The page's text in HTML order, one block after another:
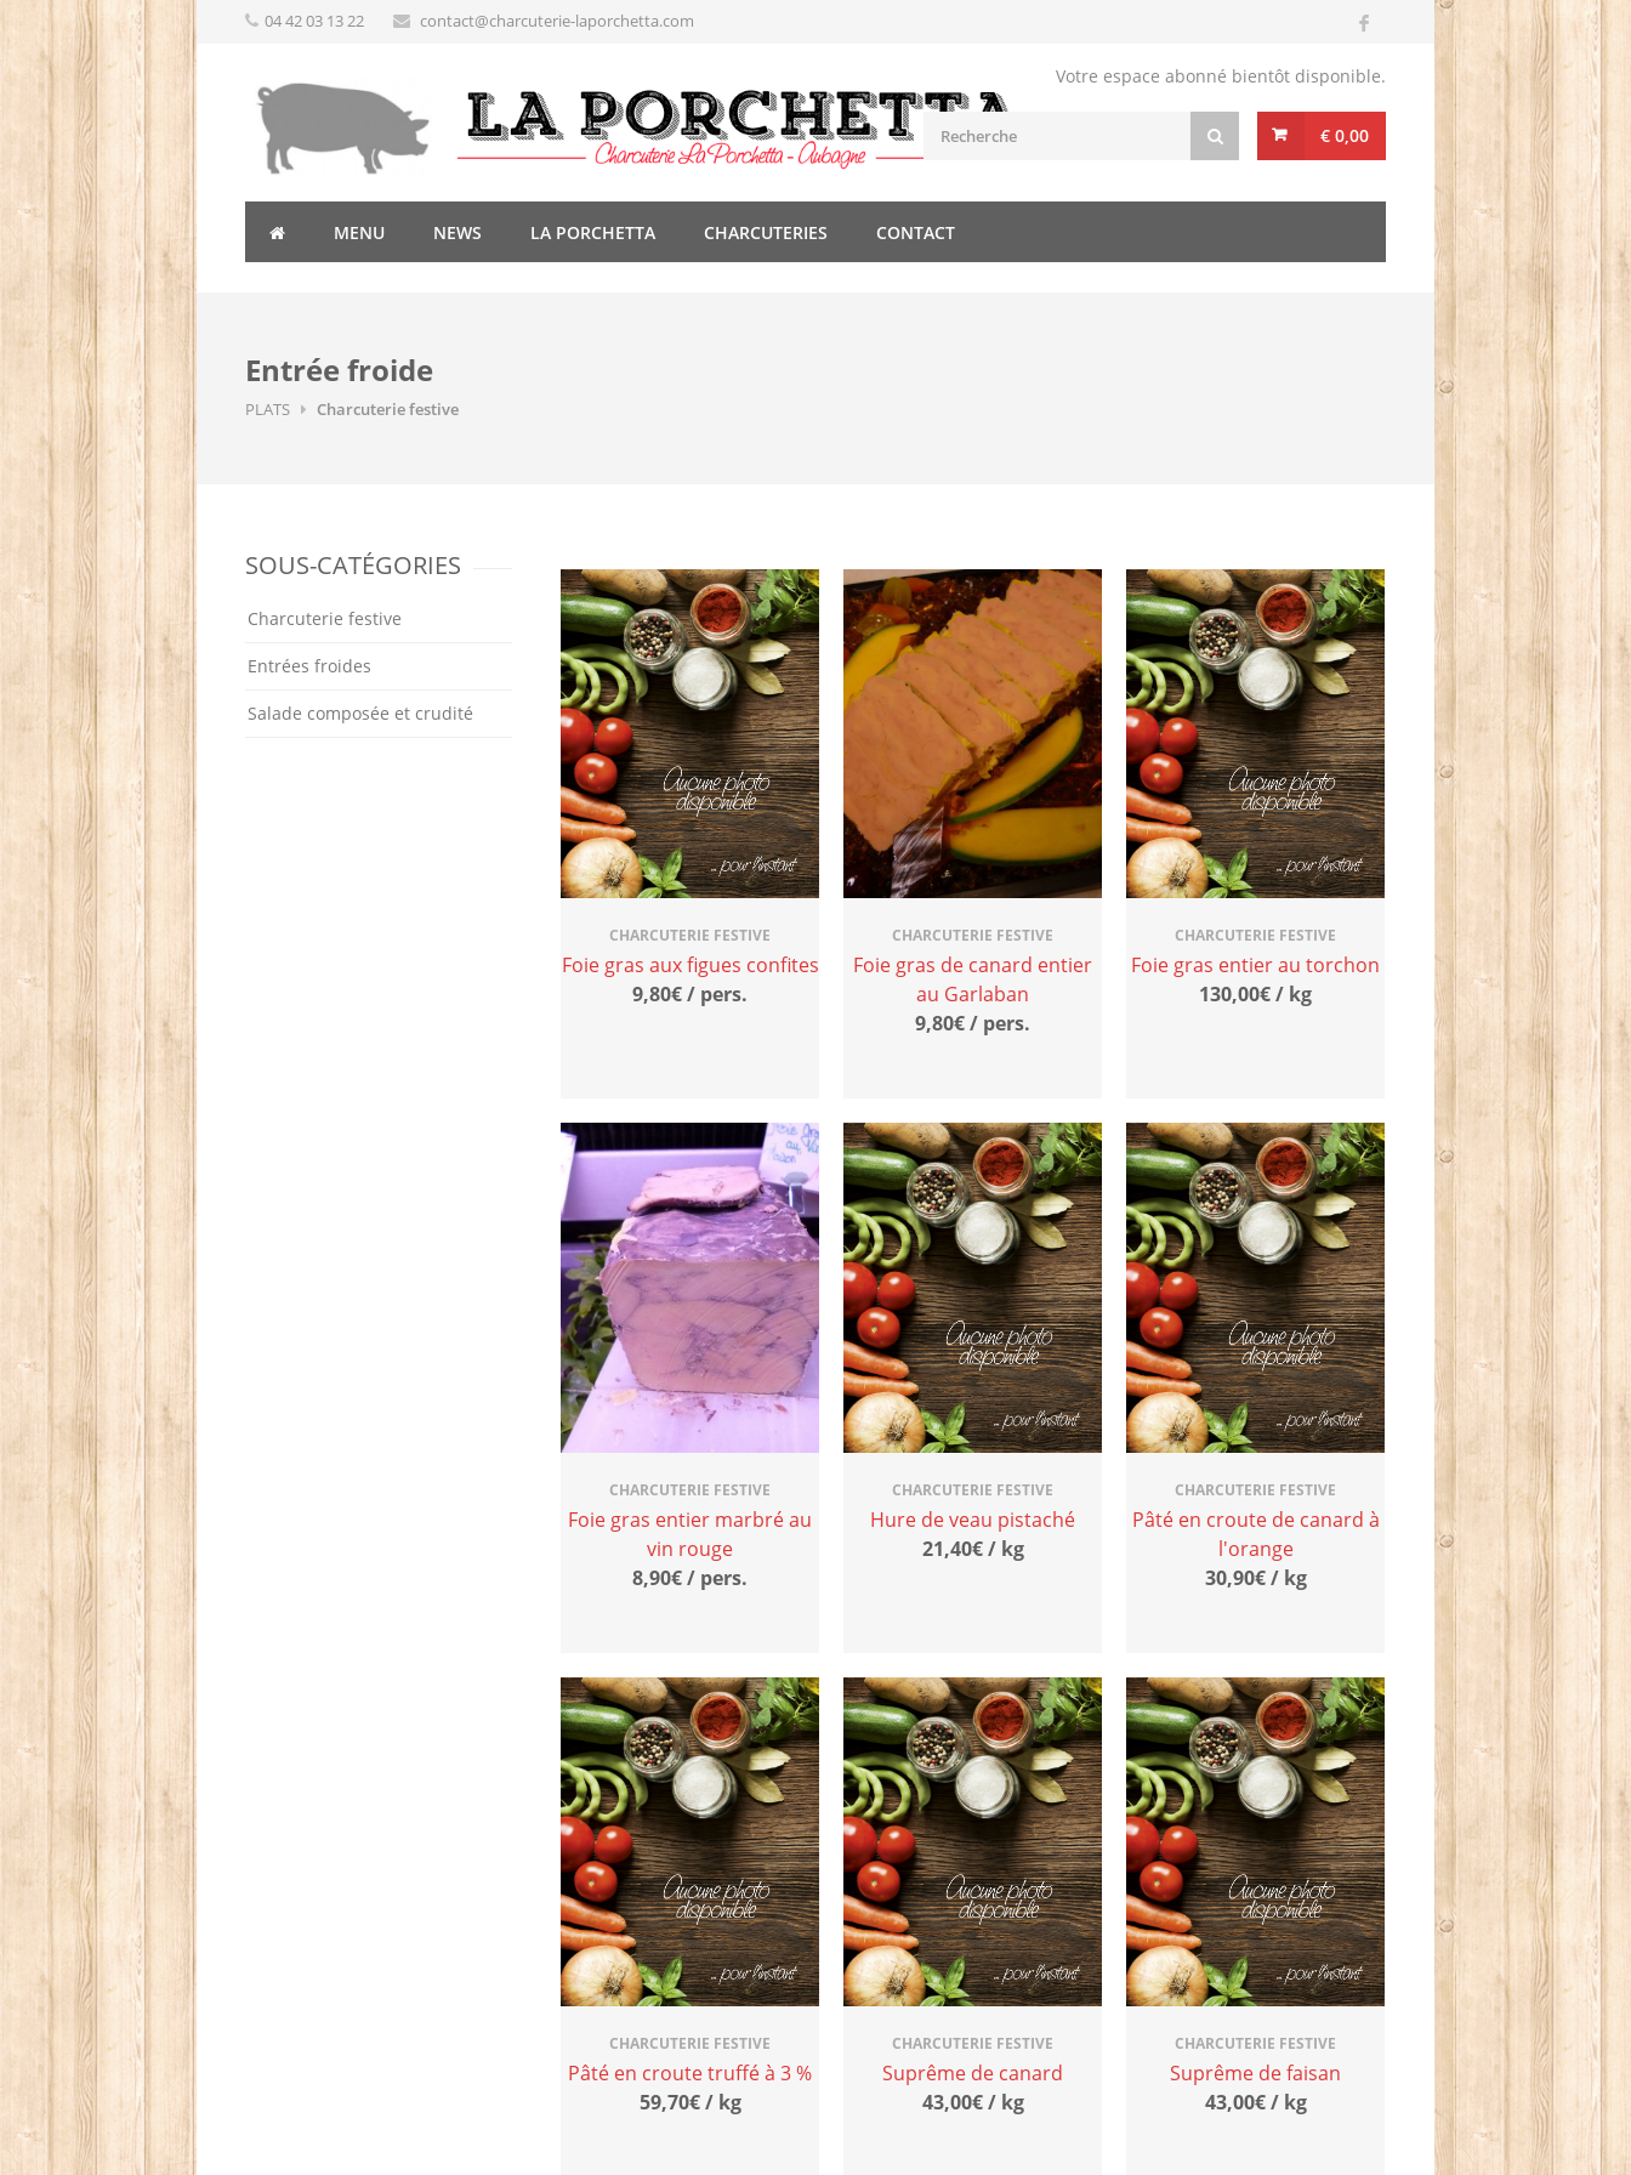
04 42 03 13 22 contact@charcuterie-laporchetta.com
Votre espace abonné bientôt disponible.
€ 0,00
MENU NEWS LA PORCHETTA CHARCUTERIES CONTACT
Entrée froide
PLATS Charcuterie festive
SOUS-CATÉGORIES
Charcuterie festive
Entrées froides
Salade composée et crudité
CHARCUTERIE FESTIVE
Foie gras aux figues confites
9,80€ / pers.
CHARCUTERIE FESTIVE
Foie gras de canard entier
au Garlaban
9,80€ / pers.
CHARCUTERIE FESTIVE
Foie gras entier au torchon
130,00€ / kg
CHARCUTERIE FESTIVE
Foie gras entier marbré au
vin rouge
8,90€ / pers.
CHARCUTERIE FESTIVE
Hure de veau pistaché
21,40€ / kg
CHARCUTERIE FESTIVE
Pâté en croute de canard à
l'orange
30,90€ / kg
CHARCUTERIE FESTIVE
Pâté en croute truffé à 3 %
59,70€ / kg
CHARCUTERIE FESTIVE
Suprême de canard
43,00€ / kg
CHARCUTERIE FESTIVE
Suprême de faisan
43,00€ / kg